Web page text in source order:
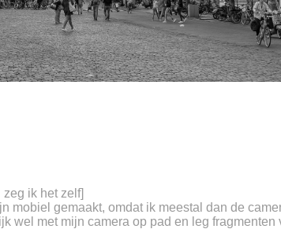
ik het zelf]
gemaakt, omdat ik meestal dan de
wel met mijn camera op pad en leg